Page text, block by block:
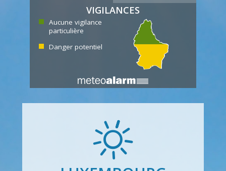
VIGILANCES
Aucune vigilance
particulière
Danger potentiel